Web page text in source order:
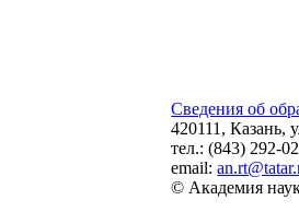
Сведения об
420111, Казань,
тел.: (843) 292-
email:
© Академия